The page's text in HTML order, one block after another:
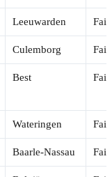
Leeuwarden
Culemborg
Best
Wateringen
Baarle-Nassau